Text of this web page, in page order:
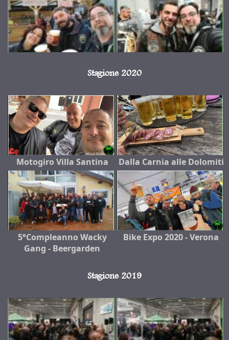
Stagione 2020
Motogiro Villa Santina Dalla Carnia alle Dolomiti
5°Compleanno Wacky
Gang - Beergarden
Bike Expo 2020 - Verona
Stagione 2019